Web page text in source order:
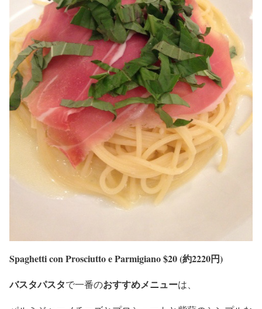
Spaghetti con Prosciutto e Parmigiano$20 (約2220円)
バスタパスタで一番のおすすめメニューは、